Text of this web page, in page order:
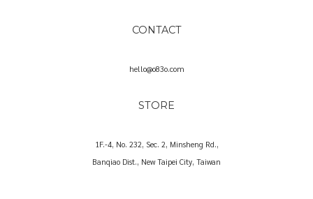
CONTACT
hello@o83o.com
STORE
1F.-4, No. 232, Sec. 2, Minsheng Rd.,
Banqiao Dist., New Taipei City, Taiwan